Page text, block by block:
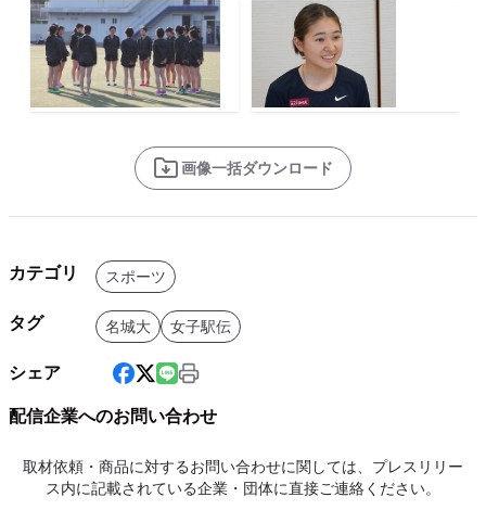
画像一括ダウンロード
カテゴリ スポーツ
タグ 名城大 女子駅伝
シェア
配信企業へのお問い合わせ
取材依頼・商品に対するお問い合わせに関しては、プレスリリー
ス内に記載されている企業・団体に直接ご連絡ください。